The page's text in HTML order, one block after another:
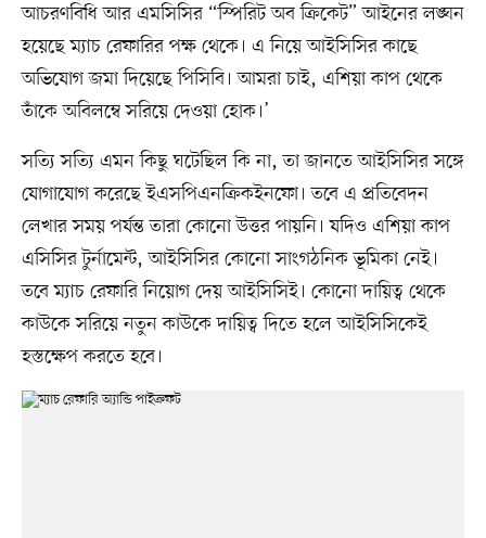
আচরণবিধি আর এমসিসির “স্পিরিট অব ক্রিকেট” আইনের লঙ্ঘন
হয়েছে ম্যাচ রেফারির পক্ষ থেকে। এ নিয়ে আইসিসির কাছে
অভিযোগ জমা দিয়েছে পিসিবি। আমরা চাই, এশিয়া কাপ থেকে
তাঁকে অবিলম্বে সরিয়ে দেওয়া হোক।’
সত্যি সত্যি এমন কিছু ঘটেছিল কি না, তা জানতে আইসিসির সঙ্গে
যোগাযোগ করেছে ইএসপিএনক্রিকইনফো। তবে এ প্রতিবেদন
লেখার সময় পর্যন্ত তারা কোনো উত্তর পায়নি। যদিও এশিয়া কাপ
এসিসির টুর্নামেন্ট, আইসিসির কোনো সাংগঠনিক ভূমিকা নেই।
তবে ম্যাচ রেফারি নিয়োগ দেয় আইসিসিই। কোনো দায়িত্ব থেকে
কাউকে সরিয়ে নতুন কাউকে দায়িত্ব দিতে হলে আইসিসিকেই
হস্তক্ষেপ করতে হবে।